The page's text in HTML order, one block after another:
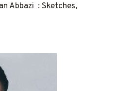
Abbazi : Sketches,